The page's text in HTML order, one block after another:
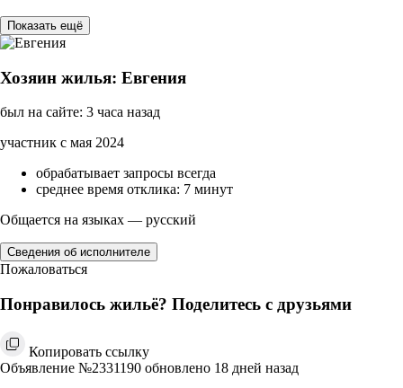
Показать ещё
Хозяин жилья: Евгения
был на сайте: 3 часа назад
участник с мая 2024
обрабатывает запросы всегда
среднее время отклика: 7 минут
Общается на языках — русский
Сведения об исполнителе
Пожаловаться
Понравилось жильё? Поделитесь с друзьями
Копировать ссылку
Объявление №2331190 обновлено 18 дней назад